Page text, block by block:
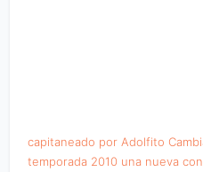
capitaneado por Adolfito
temporada 2010 una nueva